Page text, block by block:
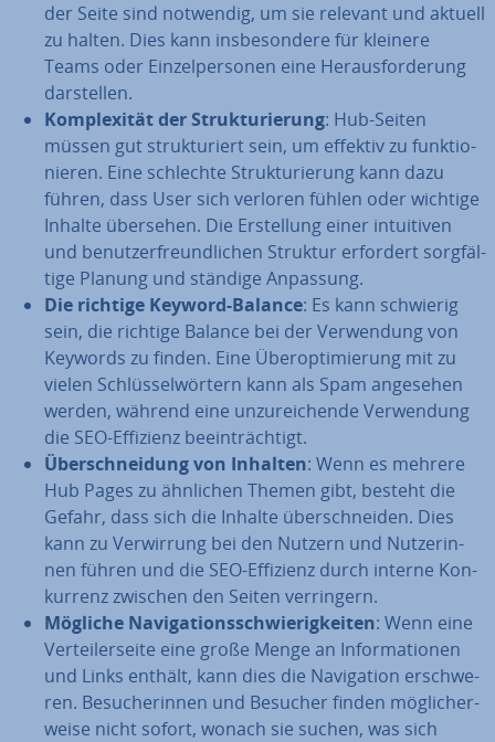
der Seite sind notwendig, um sie relevant und aktuell
zu halten. Dies kann ins­be­son­de­re für kleinere
Teams oder Ein­zel­per­so­nen eine Her­aus­for­de­rung
dar­stel­len.
Kom­ple­xi­tät der Struk­tu­rie­rung: Hub-Seiten
müssen gut struk­tu­riert sein, um effektiv zu funk­tio­
nie­ren. Eine schlechte Struk­tu­rie­rung kann dazu
führen, dass User sich verloren fühlen oder wichtige
Inhalte übersehen. Die Er­stel­lung einer in­tui­ti­ven
und be­nut­zer­freund­li­chen Struktur erfordert sorg­fäl­
ti­ge Planung und ständige Anpassung.
Die richtige Keyword-Balance: Es kann schwierig
sein, die richtige Balance bei der Ver­wen­dung von
Keywords zu finden. Eine Über­op­ti­mie­rung mit zu
vielen Schlüs­sel­wör­tern kann als Spam angesehen
werden, während eine un­zu­rei­chen­de Ver­wen­dung
die SEO-Effizienz be­ein­träch­tigt.
Über­schnei­dung von Inhalten: Wenn es mehrere
Hub Pages zu ähnlichen Themen gibt, besteht die
Gefahr, dass sich die Inhalte über­schnei­den. Dies
kann zu Ver­wir­rung bei den Nutzern und Nut­ze­rin­
nen führen und die SEO-Effizienz durch interne Kon­
kur­renz zwischen den Seiten ver­rin­gern.
Mögliche Na­vi­ga­ti­ons­schwie­rig­kei­ten: Wenn eine
Ver­tei­ler­sei­te eine große Menge an In­for­ma­tio­nen
und Links enthält, kann dies die Na­vi­ga­ti­on er­schwe­
ren. Be­su­che­rin­nen und Besucher finden mög­li­cher­
wei­se nicht sofort, wonach sie suchen, was sich